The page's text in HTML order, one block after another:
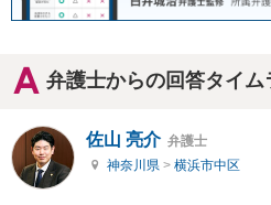
弁護士からの回答タイム
佐山 亮介 弁護士
神奈川県 > 横浜市中区